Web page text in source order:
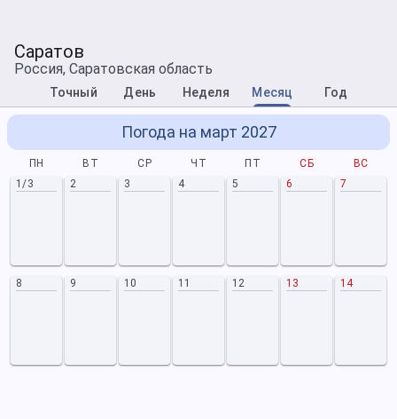
Саратов
Россия, Саратовская область
Точный День Неделя Месяц Год
Погода на март 2027
ПН ВТ СР ЧТ ПТ СБ
ВС
1/3
2 3 4 5 6 7
8 9 10 11 12 13 14